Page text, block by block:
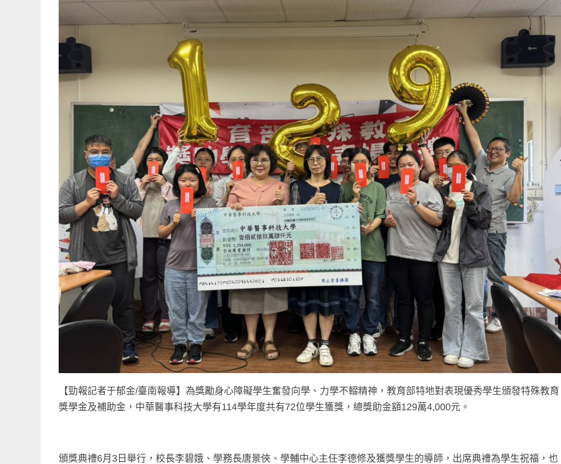
【勁報記者于郁金/臺南報導】為獎勵身心障礙學生奮發向學、力學不輟精神，教育部特地對表現優秀學生頒發特殊教育
獎學金及補助金，中華醫事科技大學有114學年度共有72位學生獲獎，總獎助金額129萬4,000元。
頒獎典禮6月3日舉行，校長李碧娥、學務長唐景俠、學輔中心主任李德修及獲獎學生的導師，出席典禮為學生祝福，也